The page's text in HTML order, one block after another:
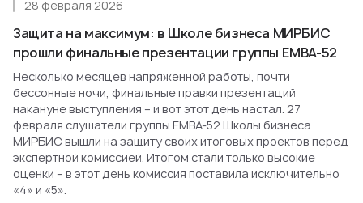
Защита на максимум: в Школе бизнеса МИРБИС
прошли финальные презентации группы EMBA-52
28 февраля 2026
Несколько месяцев напряженной работы, почти
бессонные ночи, финальные правки презентаций
накануне выступления – и вот этот день настал. 27
февраля слушатели группы EMBA-52 Школы бизнеса
МИРБИС вышли на защиту своих итоговых проектов перед
экспертной комиссией. Итогом стали только высокие
оценки – в этот день комиссия поставила исключительно
«4» и «5».